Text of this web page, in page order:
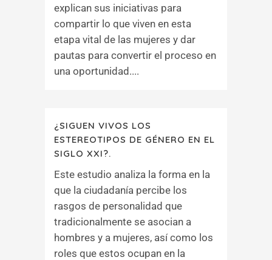
explican sus iniciativas para
compartir lo que viven en esta
etapa vital de las mujeres y dar
pautas para convertir el proceso en
una oportunidad....
¿SIGUEN VIVOS LOS
ESTEREOTIPOS DE GÉNERO EN EL
SIGLO XXI?.
Este estudio analiza la forma en la
que la ciudadanía percibe los
rasgos de personalidad que
tradicionalmente se asocian a
hombres y a mujeres, así como los
roles que estos ocupan en la